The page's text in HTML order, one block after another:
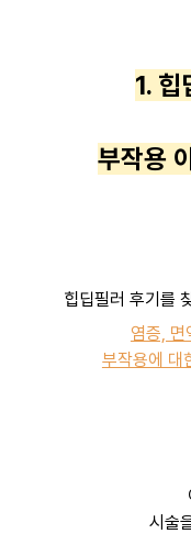
1. 힙
부작용
힙딥필러 후기를
염증, 면
부작용에 대
시술